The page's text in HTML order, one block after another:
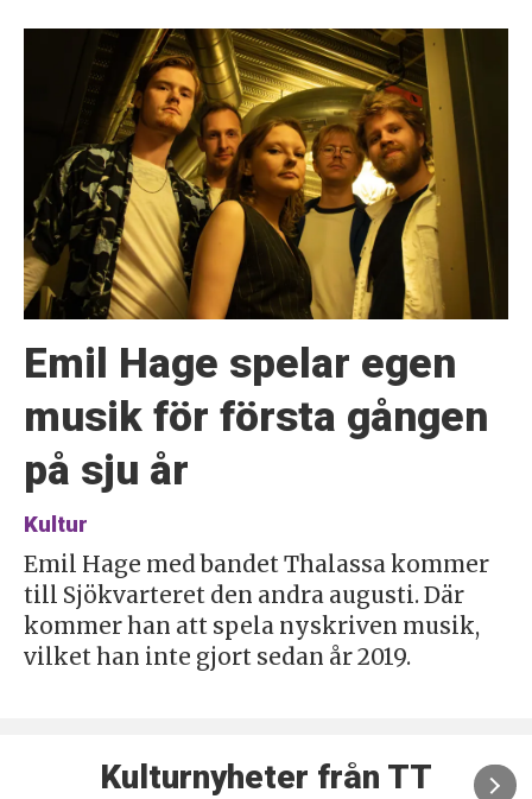
Emil Hage spelar egen
musik för första gången
på sju år
Kultur
Emil Hage med bandet Thalassa kommer
till Sjökvarteret den andra augusti. Där
kommer han att spela nyskriven musik,
vilket han inte gjort sedan år 2019.
Kulturnyheter från TT